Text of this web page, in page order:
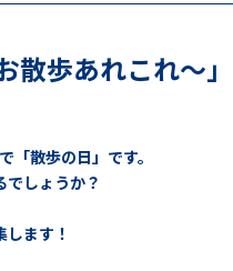
歩あれこれ〜」
散歩の日」です。
でしょうか？
ます！